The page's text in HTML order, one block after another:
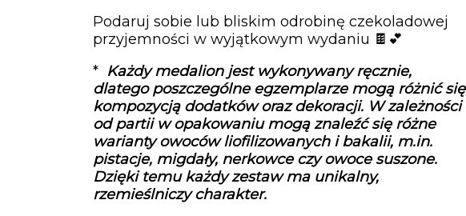
Podaruj sobie lub bliskim odrobinę czekoladowej
przyjemności w wyjątkowym wydaniu 🍫💕
* Każdy medalion jest wykonywany ręcznie,
dlatego poszczególne egzemplarze mogą różnić się
kompozycją dodatków oraz dekoracji. W zależności
od partii w opakowaniu mogą znaleźć się różne
warianty owoców liofilizowanych i bakalii, m.in.
pistacje, migdały, nerkowce czy owoce suszone.
Dzięki temu każdy zestaw ma unikalny,
rzemieślniczy charakter.